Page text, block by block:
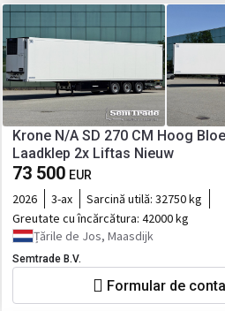
Krone N/A SD 270 CM Hoog
Laadklep 2x Liftas Nieuw
73 500 EUR
2026 3-ax Sarcină utilă: 32750 kg
Greutate cu încărcătura: 42000 kg
Țările de Jos, Maasdijk
Semtrade B.V.
Formular de